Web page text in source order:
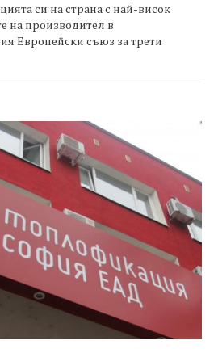
си на страна с най-висок
на производител в
Европейски съюз за трети